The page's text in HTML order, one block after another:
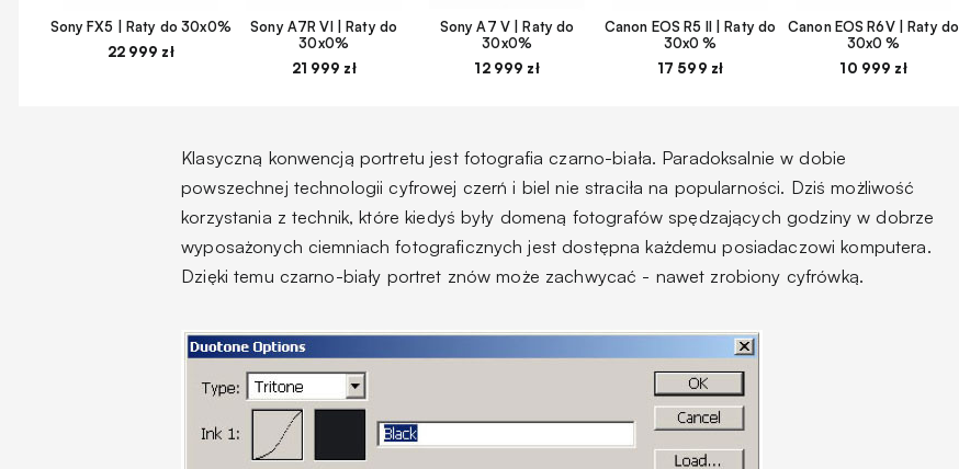
Sony FX5 | Raty do 30x0%
22 999 zł
Sony A7R VI | Raty do
30x0%
21 999 zł
Sony A7 V | Raty do
30x0%
12 999 zł
Canon EOS R5 II | Raty do
30x0 %
17 599 zł
Canon EOS R6V | Raty do
30x0 %
10 999 zł
Klasyczną konwencją portretu jest fotografia czarno-biała. Paradoksalnie w dobie
powszechnej technologii cyfrowej czerń i biel nie straciła na popularności. Dziś możliwość
korzystania z technik, które kiedyś były domeną fotografów spędzających godziny w dobrze
wyposażonych ciemniach fotograficznych jest dostępna każdemu posiadaczowi komputera.
Dzięki temu czarno-biały portret znów może zachwycać - nawet zrobiony cyfrówką.